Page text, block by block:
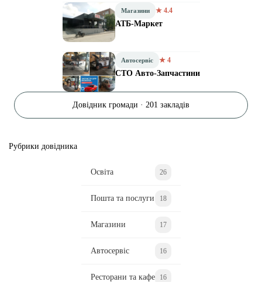
Магазини ★ 4.4
АТБ-Маркет
Автосервіс ★ 4
СТО Авто-Запчастини
Довідник громади · 201 закладів
Рубрики довідника
Освіта 26
Пошта та послуги 18
Магазини 17
Автосервіс 16
Ресторани та кафе 16